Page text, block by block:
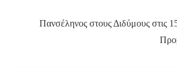
Πανσέληνος στους Διδύμους στις